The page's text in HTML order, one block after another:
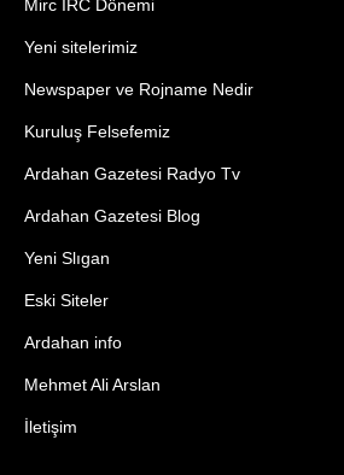
Mirc İRC Dönemi
Yeni sitelerimiz
Newspaper ve Rojname Nedir
Kuruluş Felsefemiz
Ardahan Gazetesi Radyo Tv
Ardahan Gazetesi Blog
Yeni Slıgan
Eski Siteler
Ardahan info
Mehmet Ali Arslan
İletişim